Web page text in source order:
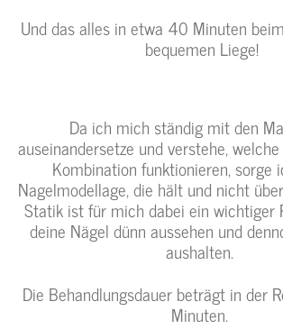
Und das alles in etwa 40 Minuten
bequemen Liege!
Da ich mich ständig mit den
auseinandersetze und verstehe,
Kombination funktionieren, sorge
Nagelmodellage, die hält und nicht
Statik ist für mich dabei ein wichtiger
deine Nägel dünn aussehen und
aushalten.
Die Behandlungsdauer beträgt in der
Minuten.